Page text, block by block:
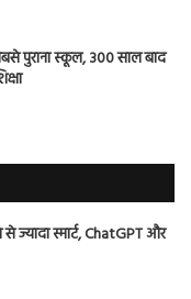
पुराना स्कूल, 300 साल बाद
ज्यादा स्मार्ट, ChatGPT और